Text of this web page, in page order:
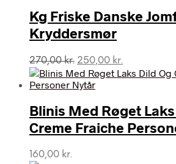
Kg Friske Danske
Kryddersmør
270,00kr. Den
oprindelige
pris
270,00 kr..
250,00 kr.
aktuelle
250,00 kr..
Blinis Med Røget
Creme Fraiche
160,00 kr.